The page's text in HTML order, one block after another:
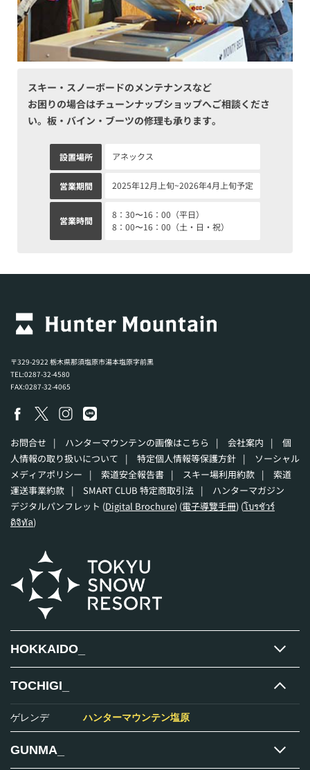
スキー・スノーボードのメンテナンスなど
お困りの場合はチューンナップショップへご相談くださ
い。板・バイン・ブーツの修理も承ります。
設置場所 アネックス
営業期間 2025年12月上旬~2026年4月上旬予定
営業時間
8：30〜16：00（平日）
8：00〜16：00（土・日・祝）
〒329-2922 栃木県那須塩原市湯本塩原字前黒
TEL:0287-32-4580
FAX:0287-32-4065
お問合せ | ハンターマウンテンの画像はこちら | 会社案内 |
個
人情報の取り扱いについて
| 特定個人情報等保護方針 |
ソーシャル
メディアポリシー
| 索道安全報告書 | スキー場利用約款 |
索道
運送事業約款 | SMART CLUB 特定商取引法 |
ハンターマガジン
デジタルパンフレット (Digital Brochure) (電子導覽手冊) (โบรชัวร์
ดิจิทัล)
HOKKAIDO_
TOCHIGI_
ゲレンデ ハンターマウンテン塩原
GUNMA_